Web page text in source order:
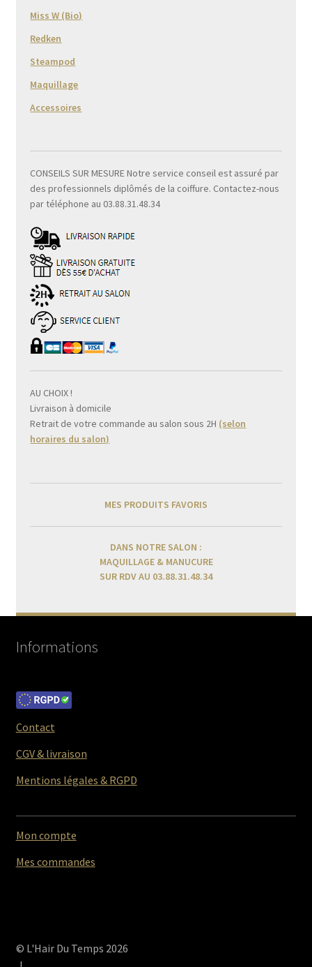
Miss W (Bio)
Redken
Steampod
Maquillage
Accessoires
CONSEILS SUR MESURE Notre service conseil est assuré par
des professionnels diplômés de la coiffure. Contactez-nous
par téléphone au 03.88.31.48.34
AU CHOIX !
Livraison à domicile
Retrait de votre commande au salon sous 2H (selon
horaires du salon)
MES PRODUITS FAVORIS
DANS NOTRE SALON :
MAQUILLAGE & MANUCURE
SUR RDV AU 03.88.31.48.34
Informations
Contact
CGV & livraison
Mentions légales & RGPD
Mon compte
Mes commandes
© L'Hair Du Temps 2026